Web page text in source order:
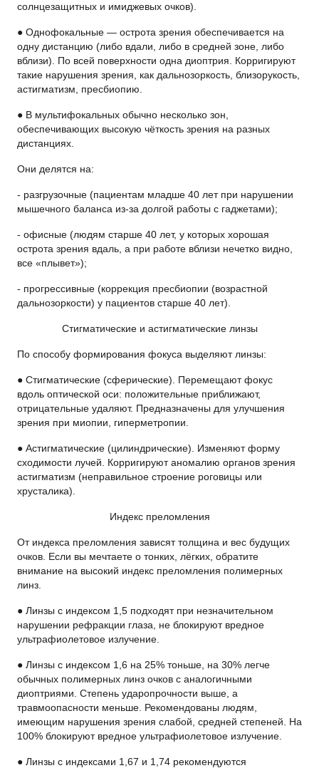
солнцезащитных и имиджевых очков).
● Однофокальные — острота зрения обеспечивается на
одну дистанцию (либо вдали, либо в средней зоне, либо
вблизи). По всей поверхности одна диоптрия. Корригируют
такие нарушения зрения, как дальнозоркость, близорукость,
астигматизм, пресбиопию.
● В мультифокальных обычно несколько зон,
обеспечивающих высокую чёткость зрения на разных
дистанциях.
Они делятся на:
- разгрузочные (пациентам младше 40 лет при нарушении
мышечного баланса из-за долгой работы с гаджетами);
- офисные (людям старше 40 лет, у которых хорошая
острота зрения вдаль, а при работе вблизи нечетко видно,
все «плывет»);
- прогрессивные (коррекция пресбиопии (возрастной
дальнозоркости) у пациентов старше 40 лет).
Стигматические и астигматические линзы
По способу формирования фокуса выделяют линзы:
● Стигматические (сферические). Пере­мещают фокус
вдоль оптической оси: положительные приближают,
отрицательные удаляют. Предназначены для улучшения
зрения при миопии, гиперметропии.
● Астигматические (цилиндрические). Изменяют форму
сходимости лучей. Корригируют аномалию органов зрения
астигматизм (неправильное строение роговицы или
хрусталика).
Индекс преломления
От индекса преломления зависят толщина и вес будущих
очков. Если вы мечтаете о тонких, лёгких, обратите
внимание на высокий индекс преломления полимерных
линз.
● Линзы с индексом 1,5 подходят при незначительном
нарушении рефракции глаза, не блокируют вредное
ультрафиолетовое излучение.
● Линзы с индексом 1,6 на 25% тоньше, на 30% легче
обычных полимерных линз очков с аналогичными
диоптриями. Степень ударопрочности выше, а
травмоопасности меньше. Рекомендованы людям,
имеющим нарушения зрения слабой, средней степеней. На
100% блокируют вредное ультрафиолетовое излучение.
● Линзы с индексами 1,67 и 1,74 рекомендуются